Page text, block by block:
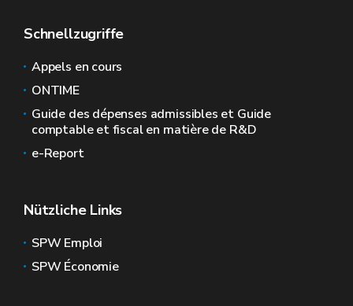
Schnellzugriffe
Appels en cours
ONTIME
Guide des dépenses admissibles et Guide
comptable et fiscal en matière de R&D
e-Report
Nützliche Links
SPW Emploi
SPW Économie